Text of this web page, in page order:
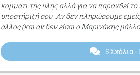
κομμάτι της ύλης αλλά για να παραχθεί
υποστήριξή σου. Αν δεν πληρώσουμε
άλλος (και αν δεν είσαι ο Μαρινάκης
5 Σχόλια-